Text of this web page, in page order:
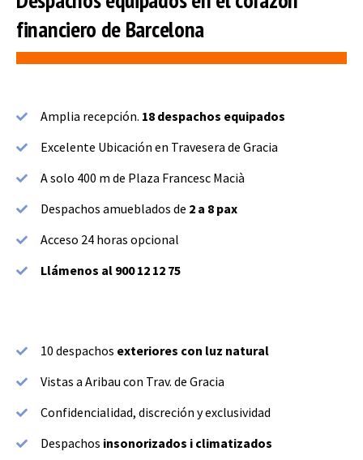
financiero de Barcelona
Amplia recepción. 18 despachos equipados
Excelente Ubicación en Travesera de Gracia
A solo 400 m de Plaza Francesc Macià
Despachos amueblados de 2 a 8 pax
Acceso 24 horas opcional
Llámenos al 900 12 12 75
10 despachos exteriores con luz natural
Vistas a Aribau con Trav. de Gracia
Confidencialidad, discreción y exclusividad
Despachos insonorizados i climatizados